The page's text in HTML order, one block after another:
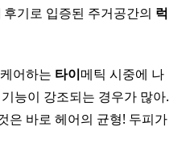
후기로 입증된 주거공간의 럭
어하는 타이메틱 시중에 나
능이 강조되는 경우가 많아.
은 바로 헤어의 균형! 두피가